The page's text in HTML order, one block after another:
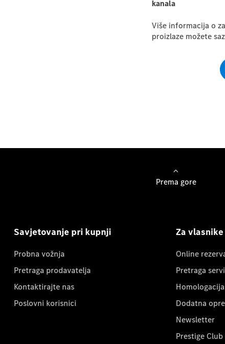
kanala
Više informacija o
proizlaze možete
Prema gore
Savjetovanje pri kupnji
Probna vožnja
Pretraga prodavatelja
Kontaktirajte nas
Poslovni korisnici
Za vlasnike
Online
Pretraga
Homologacija
Dodatna
Newsletter
Prestige Club